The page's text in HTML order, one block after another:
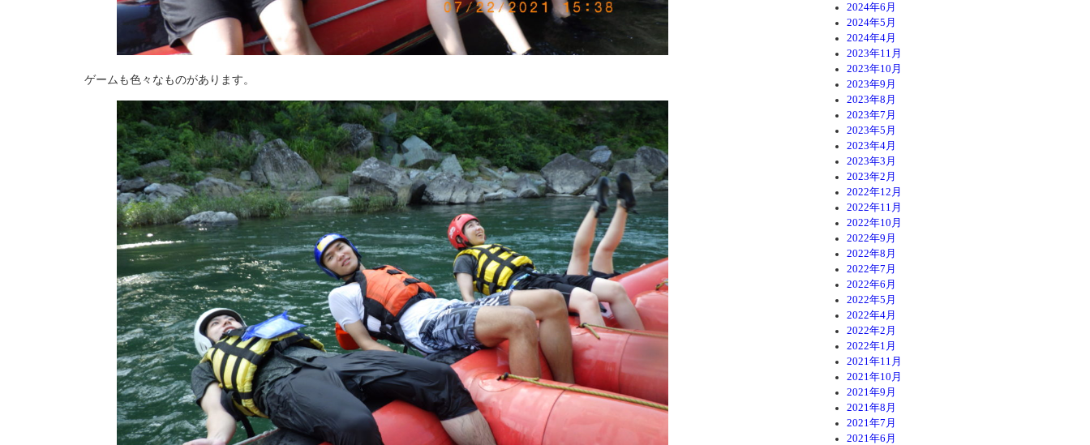
ゲームも色々なものがあります。
2024年6月
2024年5月
2024年4月
2023年11月
2023年10月
2023年9月
2023年8月
2023年7月
2023年5月
2023年4月
2023年3月
2023年2月
2022年12月
2022年11月
2022年10月
2022年9月
2022年8月
2022年7月
2022年6月
2022年5月
2022年4月
2022年2月
2022年1月
2021年11月
2021年10月
2021年9月
2021年8月
2021年7月
2021年6月